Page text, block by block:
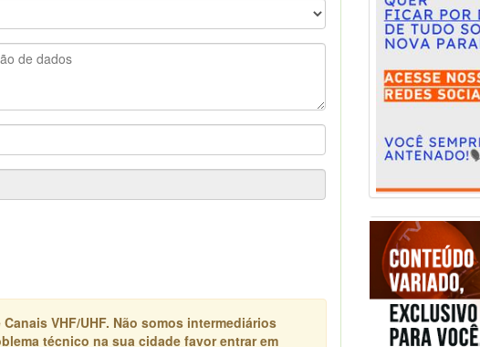
VHF/UHF. Não somos intermediários
técnico na sua cidade favor entrar em